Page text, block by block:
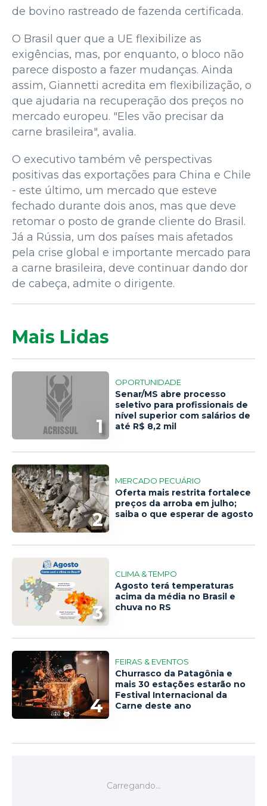
de bovino rastreado de fazenda certificada.
O Brasil quer que a UE flexibilize as
exigências, mas, por enquanto, o bloco não
parece disposto a fazer mudanças. Ainda
assim, Giannetti acredita em flexibilização, o
que ajudaria na recuperação dos preços no
mercado europeu. "Eles vão precisar da
carne brasileira", avalia.
O executivo também vê perspectivas
positivas das exportações para China e Chile
- este último, um mercado que esteve
fechado durante dois anos, mas que deve
retomar o posto de grande cliente do Brasil.
Já a Rússia, um dos países mais afetados
pela crise global e importante mercado para
a carne brasileira, deve continuar dando dor
de cabeça, admite o dirigente.
Mais Lidas
1
OPORTUNIDADE
Senar/MS abre processo
seletivo para profissionais de
nível superior com salários de
até R$ 8,2 mil
2
MERCADO PECUÁRIO
Oferta mais restrita fortalece
preços da arroba em julho;
saiba o que esperar de agosto
3
CLIMA & TEMPO
Agosto terá temperaturas
acima da média no Brasil e
chuva no RS
4
FEIRAS & EVENTOS
Churrasco da Patagônia e
mais 30 estações estarão no
Festival Internacional da
Carne deste ano